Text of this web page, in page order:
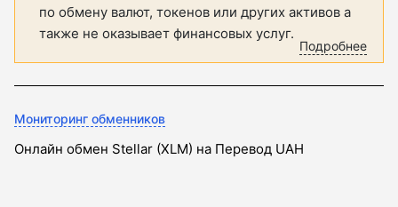
по обмену валют, токенов или других активов а
также не оказывает финансовых услуг.
Подробнее
Мониторинг обменников
Онлайн обмен Stellar (XLM) на Перевод UAH